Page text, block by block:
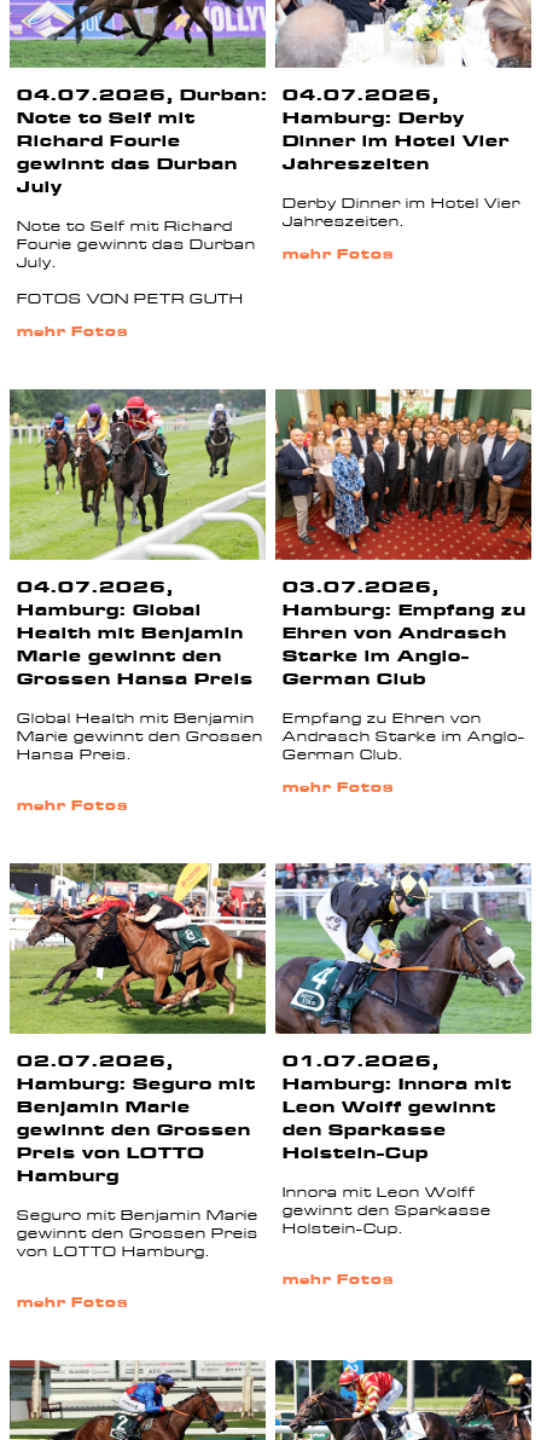
04.07.2026, Durban:
Note to Self mit
Richard Fourie
gewinnt das Durban
July
Note to Self mit Richard
Fourie gewinnt das Durban
July.
FOTOS VON PETR GUTH
mehr Fotos
04.07.2026,
Hamburg: Derby
Dinner im Hotel Vier
Jahreszeiten
Derby Dinner im Hotel Vier
Jahreszeiten.
mehr Fotos
04.07.2026,
Hamburg: Global
Health mit Benjamin
Marie gewinnt den
Grossen Hansa Preis
Global Health mit Benjamin
Marie gewinnt den Grossen
Hansa Preis.
mehr Fotos
03.07.2026,
Hamburg: Empfang zu
Ehren von Andrasch
Starke im Anglo-
German Club
Empfang zu Ehren von
Andrasch Starke im Anglo-
German Club.
mehr Fotos
02.07.2026,
Hamburg: Seguro mit
Benjamin Marie
gewinnt den Grossen
Preis von LOTTO
Hamburg
Seguro mit Benjamin Marie
gewinnt den Grossen Preis
von LOTTO Hamburg.
mehr Fotos
01.07.2026,
Hamburg: Innora mit
Leon Wolff gewinnt
den Sparkasse
Holstein-Cup
Innora mit Leon Wolff
gewinnt den Sparkasse
Holstein-Cup.
mehr Fotos